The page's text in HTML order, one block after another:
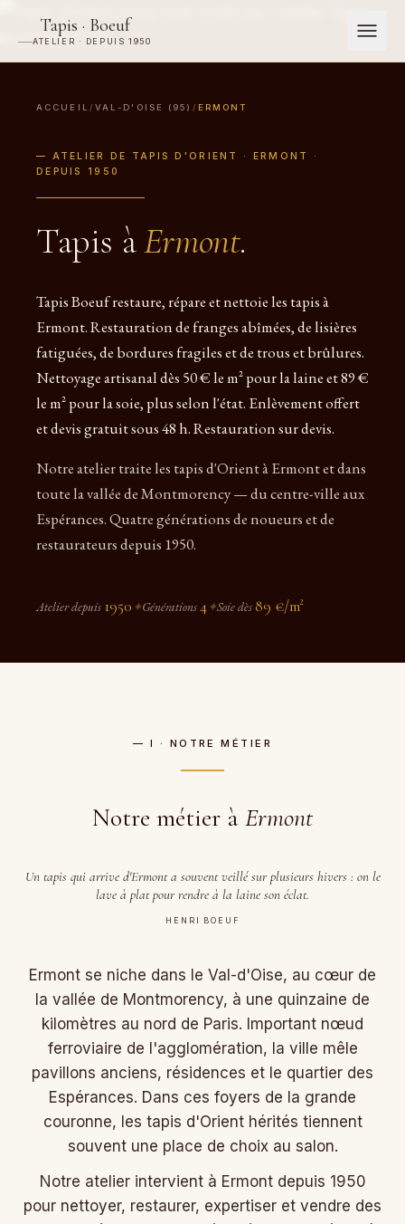
Tapis · Boeuf
ATELIER · DEPUIS 1950
ACCUEIL / VAL-D'OISE (95) / ERMONT
— ATELIER DE TAPIS D'ORIENT · ERMONT ·
DEPUIS 1950
Tapis àErmont.
Tapis Boeuf restaure, répare et nettoie les tapis à
Ermont. Restauration de franges abîmées, de lisières
fatiguées, de bordures fragiles et de trous et brûlures.
Nettoyage artisanal dès 50 € le m² pour la laine et 89 €
le m² pour la soie, plus selon l'état. Enlèvement offert
et devis gratuit sous 48 h. Restauration sur devis.
Notre atelier traite les tapis d'Orient à Ermont et dans
toute la vallée de Montmorency — du centre-ville aux
Espérances. Quatre générations de noueurs et de
restaurateurs depuis 1950.
Atelier depuis 1950 ✦Générations4✦Soie dès 89 €/m²
— I · NOTRE MÉTIER
Notre métier à Ermont
Un tapis qui arrive d'Ermont a souvent veillé sur plusieurs hivers : on le
lave à plat pour rendre à la laine son éclat.
HENRI BOEUF
Ermont se niche dans le Val-d'Oise, au cœur de
la vallée de Montmorency, à une quinzaine de
kilomètres au nord de Paris. Important nœud
ferroviaire de l'agglomération, la ville mêle
pavillons anciens, résidences et le quartier des
Espérances. Dans ces foyers de la grande
couronne, les tapis d'Orient hérités tiennent
souvent une place de choix au salon.
Notre atelier intervient à Ermont depuis 1950
pour nettoyer, restaurer, expertiser et vendre des